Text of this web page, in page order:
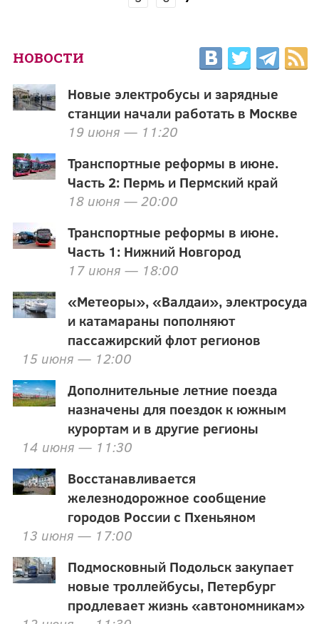
НОВОСТИ
Новые электробусы и зарядные
станции начали работать в Москве
19 июня — 11:20
Транспортные реформы в июне.
Часть 2: Пермь и Пермский край
18 июня — 20:00
Транспортные реформы в июне.
Часть 1: Нижний Новгород
17 июня — 18:00
«Метеоры», «Валдаи», электросуда
и катамараны пополняют
пассажирский флот регионов
15 июня — 12:00
Дополнительные летние поезда
назначены для поездок к южным
курортам и в другие регионы
14 июня — 11:30
Восстанавливается
железнодорожное сообщение
городов России с Пхеньяном
13 июня — 17:00
Подмосковный Подольск закупает
новые троллейбусы, Петербург
продлевает жизнь «автономникам»